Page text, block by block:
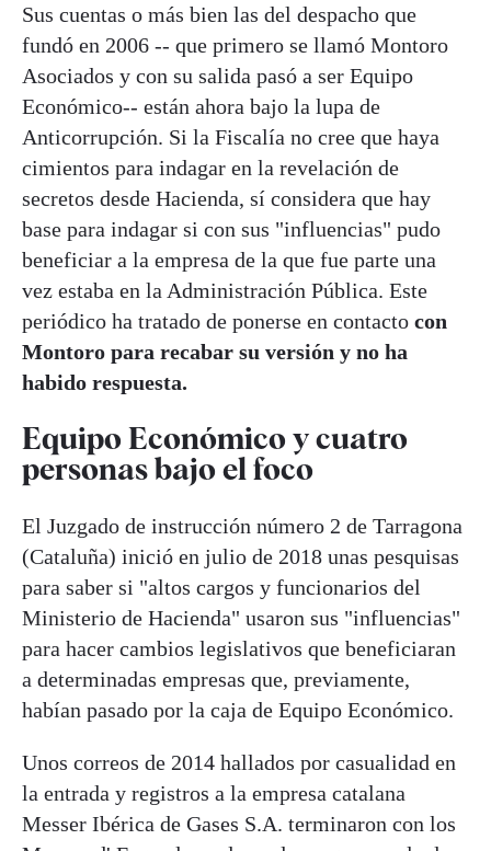
Sus cuentas o más bien las del despacho que
fundó en 2006 -- que primero se llamó Montoro
Asociados y con su salida pasó a ser Equipo
Económico-- están ahora bajo la lupa de
Anticorrupción. Si la Fiscalía no cree que haya
cimientos para indagar en la revelación de
secretos desde Hacienda, sí considera que hay
base para indagar si con sus "influencias" pudo
beneficiar a la empresa de la que fue parte una
vez estaba en la Administración Pública. Este
periódico ha tratado de ponerse en contacto con
Montoro para recabar su versión y no ha
habido respuesta.
Equipo Económico y cuatro
personas bajo el foco
El Juzgado de instrucción número 2 de Tarragona
(Cataluña) inició en julio de 2018 unas pesquisas
para saber si "altos cargos y funcionarios del
Ministerio de Hacienda" usaron sus "influencias"
para hacer cambios legislativos que beneficiaran
a determinadas empresas que, previamente,
habían pasado por la caja de Equipo Económico.
Unos correos de 2014 hallados por casualidad en
la entrada y registros a la empresa catalana
Messer Ibérica de Gases S.A. terminaron con los